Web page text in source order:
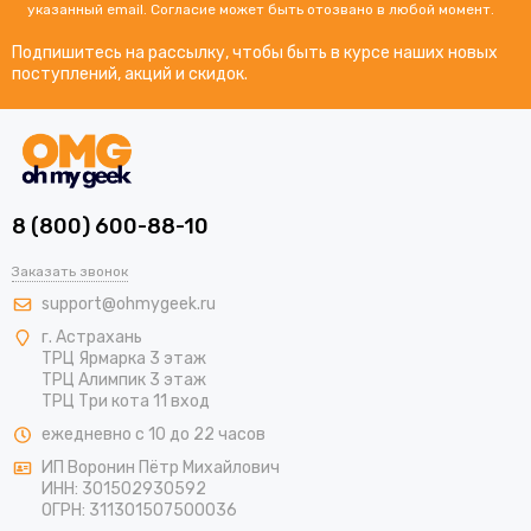
указанный email. Согласие может быть отозвано в любой момент.
Подпишитесь на рассылку, чтобы быть в курсе наших новых
поступлений, акций и скидок.
8 (800) 600-88-10
Заказать звонок
support@ohmygeek.ru
г. Астрахань
ТРЦ Ярмарка 3 этаж
ТРЦ Алимпик 3 этаж
ТРЦ Три кота 11 вход
ежедневно с 10 до 22 часов
ИП Воронин Пётр Михайлович
ИНН: 301502930592
ОГРН: 311301507500036